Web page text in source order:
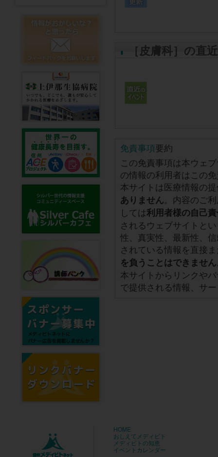
［皮膚科］の直
免責事項要約
この免責事項は本ウェ
の情報の利用者はこの
本サイトは医療情報の
ありません。内容のご
しては利用者様の自己
されるウェブサイトと
性、真実性、最新性、
されている情報を直接
を負うことはできません
本サイトからリンクや
で提供される情報、サ
HOME
おしえてメディビト
メディビトの知恵
イベントカレンダー